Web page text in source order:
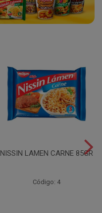
NISSIN LAMEN CARNE 85GR
Código: 4